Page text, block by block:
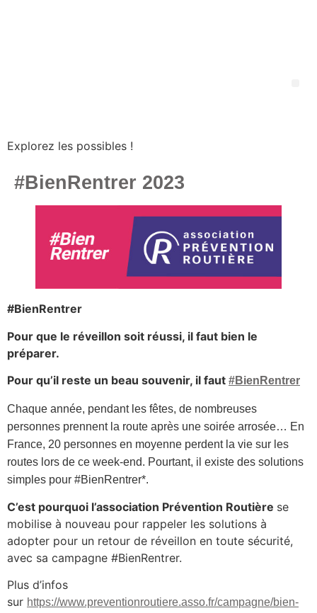
Explorez les possibles !
#BienRentrer 2023
#BienRentrer
Pour que le réveillon soit réussi, il faut bien le
préparer.
Pour qu’il reste un beau souvenir, il faut #BienRentrer
Chaque année, pendant les fêtes, de nombreuses
personnes prennent la route après une soirée arrosée… En
France, 20 personnes en moyenne perdent la vie sur les
routes lors de ce week-end. Pourtant, il existe des solutions
simples pour #BienRentrer*.
C’est pourquoi l’association Prévention Routière se
mobilise à nouveau pour rappeler les solutions à
adopter pour un retour de réveillon en toute sécurité,
avec sa campagne #BienRentrer.
Plus d’infos
sur https://www.preventionroutiere.asso.fr/campagne/bien-